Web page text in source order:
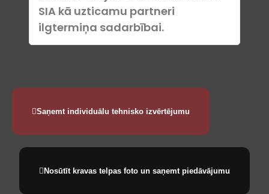
SIA kā uzticamu partneri
ilgtermiņa sadarbībai.
Saņemt individuālu tehnisko izvērtējumu
Nosūtīt kravas telpas foto un saņemt piedāvājumu